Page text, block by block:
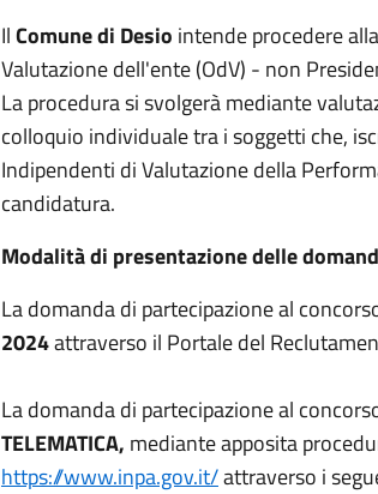
IlComune di Desio intende procedere
Valutazione dell'ente (OdV) - non
La procedura si svolgerà mediante
colloquio individuale tra i soggetti che,
Indipendenti di Valutazione della
candidatura.
Modalità di presentazione delle
La domanda di partecipazione al
2024attraverso il Portale del
La domanda di partecipazione al
TELEMATICA, mediante apposita
https://www.inpa.gov.it/attraverso i